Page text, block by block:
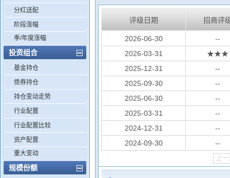
分红送配
阶段涨幅
季/年度涨幅
投资组合
基金持仓
债券持仓
持仓变动走势
行业配置
行业配置比较
资产配置
重大变动
规模份额
评级日期 招商评
2026-06-30
--
2026-03-31
★★★
2025-12-31
--
2025-09-30
--
2025-06-30
--
2025-03-31
--
2024-12-31
--
2024-09-30
--
上一